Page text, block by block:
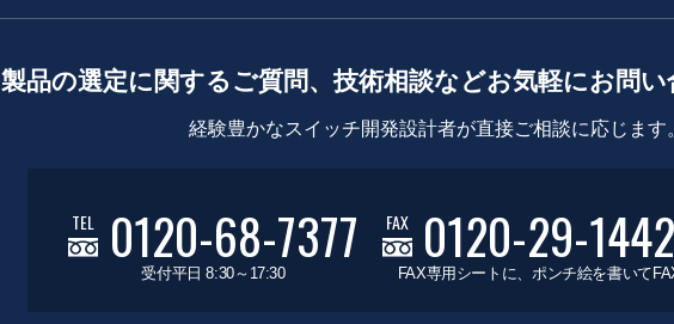
製品の選定に関するご質問、技術相談などお気軽にお問い
経験豊かなスイッチ開発設計者が直接ご相談に応じます
TEL 0120-68-7377
受付平日 8:30～17:30
FAX 0120-29-1442
FAX専用シートに、ポンチ絵を書いて